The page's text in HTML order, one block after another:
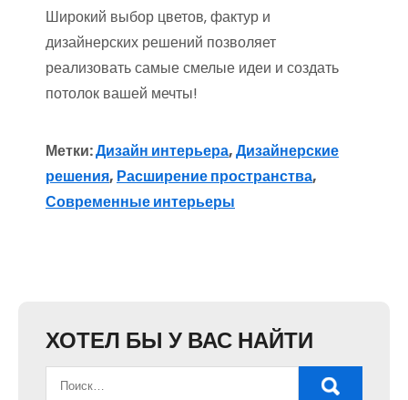
Широкий выбор цветов‚ фактур и
дизайнерских решений позволяет
реализовать самые смелые идеи и создать
потолок вашей мечты!
Метки:Дизайн интерьера,Дизайнерские
решения, Расширение пространства,
Современные интерьеры
ХОТЕЛ БЫ У ВАС НАЙТИ